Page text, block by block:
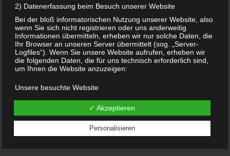
CHMUCK GÖTTIN G
CHWANGERSCHAFT H
ALSKETTE MUTTER T
OCHTER PAGAN W
ITCH NATURE L
OVER
2) Datenerfassung beim Besuch unserer Website
Bei der bloß informatorischen Nutzung unserer Website, also
wenn Sie sich nicht registrieren oder uns anderweitig
Informationen übermitteln, erheben wir nur solche Daten, die
Ihr Browser an unseren Server übermittelt (sog. „Server-
Logfiles“). Wenn Sie unsere Website aufrufen, erheben wir
die folgenden Daten, die für uns technisch erforderlich sind,
um Ihnen die Website anzuzeigen:
Unsere besuchte Website
Menge der gesendeten Daten in Byte
Quelle/Verweis, von welchem Sie auf die Seite gelangten
Verwendeter Browser
Verwendetes Betriebssystem
Verwendete IP-Adresse (ggf.: in anonymisierter Form)
✓ Akzeptieren
Personalisieren